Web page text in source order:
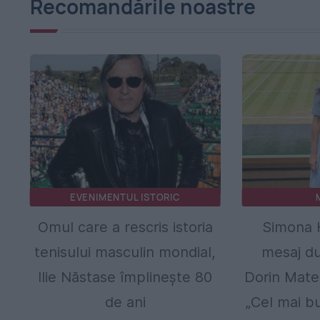
Recomandările noastre
EVENIMENTUL ISTORIC
Omul care a rescris istoria
tenisului masculin mondial,
Ilie Năstase împlinește 80
de ani
Simona
mesaj
Dorin
„Cel mai